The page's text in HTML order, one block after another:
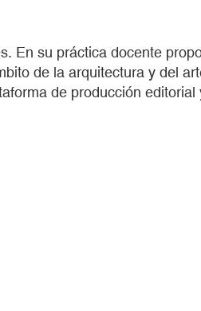
En su práctica docente
de la arquitectura y del
de producción